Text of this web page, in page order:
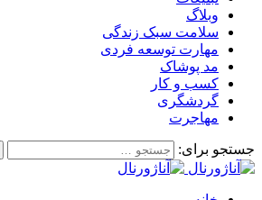
وبلاگ
سلامت سبک زندگی
مهارت توسعه فردی
مد پوشاک
کسب و کار
گردشگری
مهاجرت
جستجو برای: